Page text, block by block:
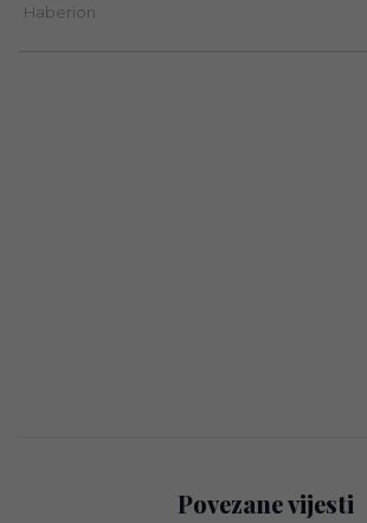
Povezane vijesti